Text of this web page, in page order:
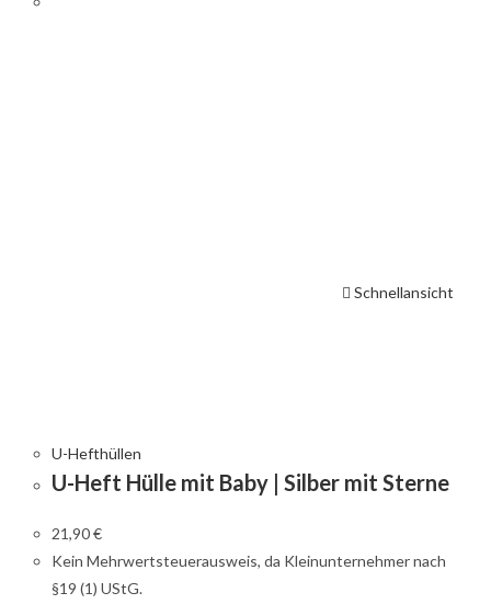
Schnellansicht
U-Hefthüllen
U-Heft Hülle mit Baby | Silber mit Sterne
21,90€
Kein Mehrwertsteuerausweis, da Kleinunternehmer nach
§19 (1) UStG.